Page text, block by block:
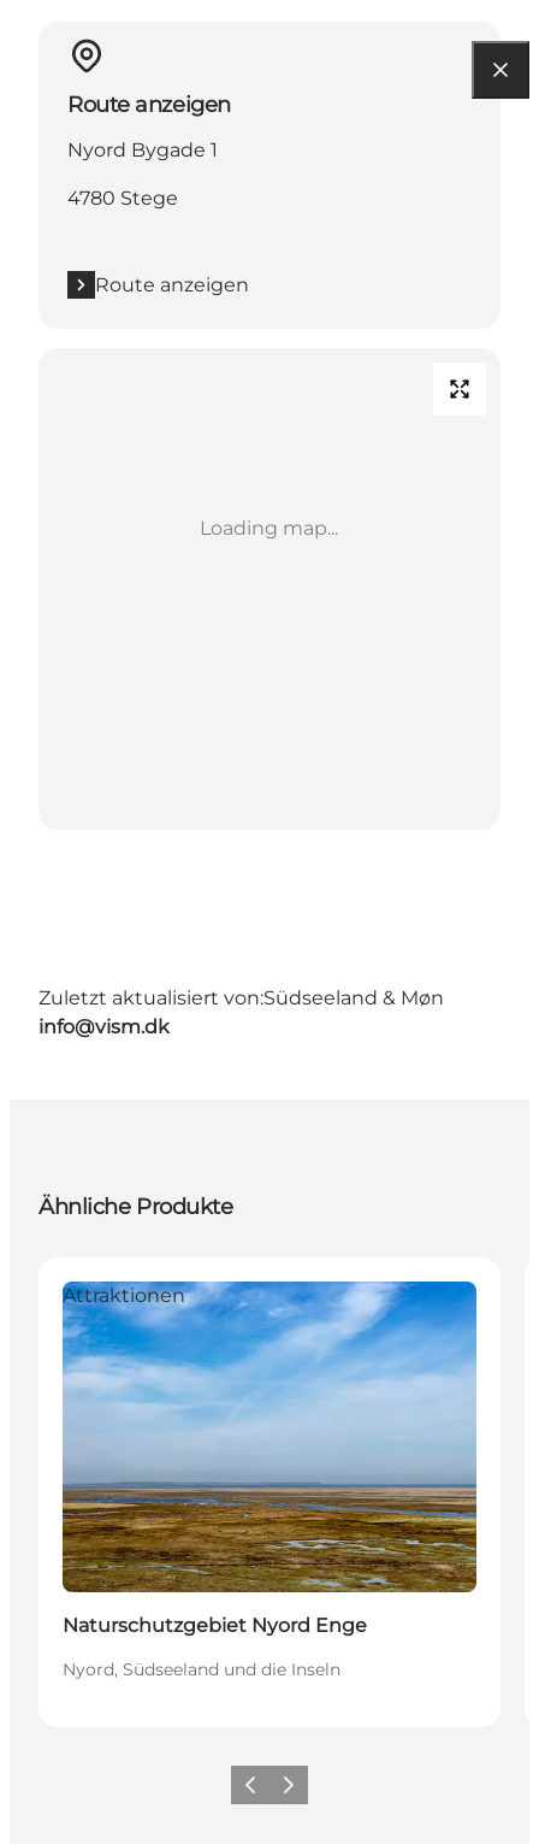
Route anzeigen
Nyord Bygade 1
4780 Stege
Route anzeigen
Loading map...
Zuletzt aktualisiert von:Südseeland & Møn
info@vism.dk
Ähnliche Produkte
Attraktionen
Naturschutzgebiet Nyord Enge
Nyord, Südseeland und die Inseln
ZurückWeiter